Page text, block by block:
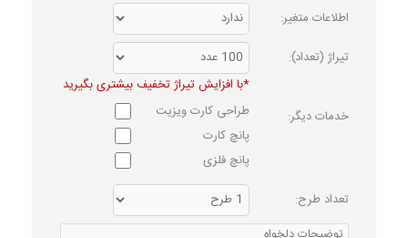
اطلاعات متغیر:
تیراژ (تعداد):
*با افزایش تیراژ تخفیف بیشتری بگیرید
خدمات دیگر:
طراحی کارت ویزیت
پانچ کارت
پانچ فلزی
تعداد طرح: